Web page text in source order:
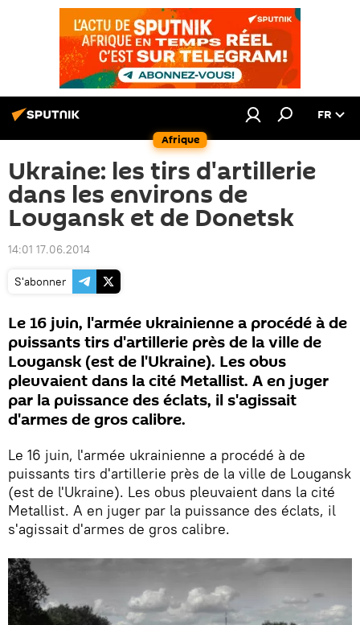
Afrique
FR
Ukraine: les tirs d'artillerie
dans les environs de
Lougansk et de Donetsk
14:01 17.06.2014
S'abonner
Le 16 juin, l'armée ukrainienne a procédé à de
puissants tirs d'artillerie près de la ville de
Lougansk (est de l'Ukraine). Les obus
pleuvaient dans la cité Metallist. A en juger
par la puissance des éclats, il s'agissait
d'armes de gros calibre.
Le 16 juin, l'armée ukrainienne a procédé à de
puissants tirs d'artillerie près de la ville de Lougansk
(est de l'Ukraine). Les obus pleuvaient dans la cité
Metallist. A en juger par la puissance des éclats, il
s'agissait d'armes de gros calibre.